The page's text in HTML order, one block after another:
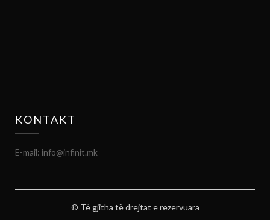
KONTAKT
E-mail: info@infinit.mk
© Të gjitha të drejtat e rezervuara